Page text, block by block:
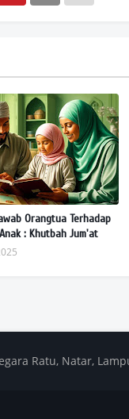
Orangtua Terhadap
: Khutbah Jum'at
Ratu, Natar,